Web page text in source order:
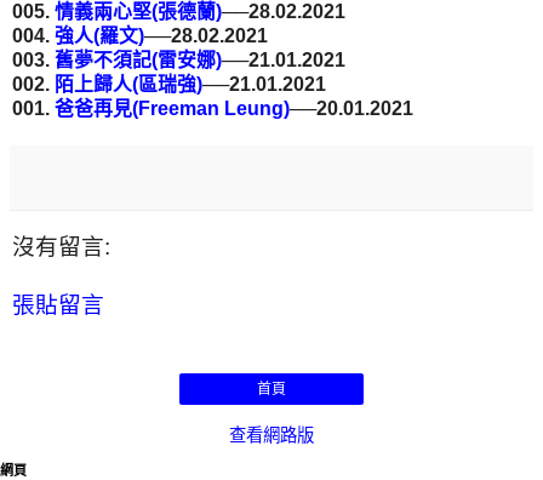
005. 情義兩心堅(張德蘭)──28.02.2021
004. 強人(羅文)──28.02.2021
003. 舊夢不須記(雷安娜)──21.01.2021
002. 陌上歸人(區瑞強)──21.01.2021
001. 爸爸再見(Freeman Leung)──20.01.2021
沒有留言:
張貼留言
首頁
查看網路版
網頁